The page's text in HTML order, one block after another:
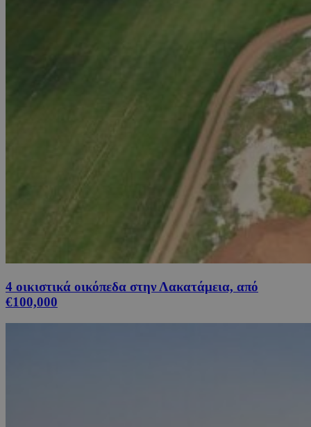
4 οικιστικά οικόπεδα στην Λακατάμεια, από
€100,000